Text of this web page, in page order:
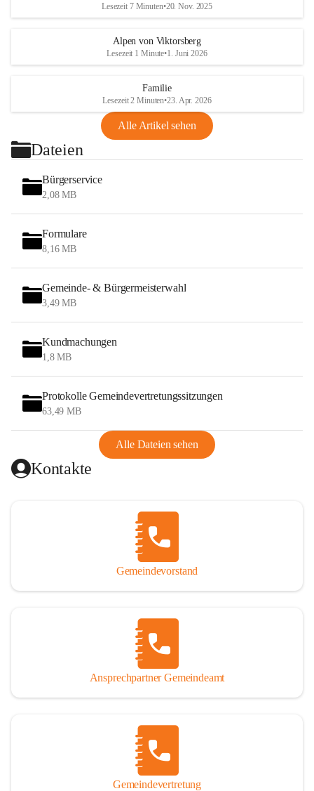
Lesezeit 7 Minuten•20. Nov. 2025
Alpen von Viktorsberg
Lesezeit 1 Minute•1. Juni 2026
Familie
Lesezeit 2 Minuten•23. Apr. 2026
Alle Artikel sehen
Dateien
Bürgerservice
2,08 MB
Formulare
8,16 MB
Gemeinde- & Bürgermeisterwahl
3,49 MB
Kundmachungen
1,8 MB
Protokolle Gemeindevertretungssitzungen
63,49 MB
Alle Dateien sehen
Kontakte
Gemeindevorstand
Ansprechpartner Gemeindeamt
Gemeindevertretung